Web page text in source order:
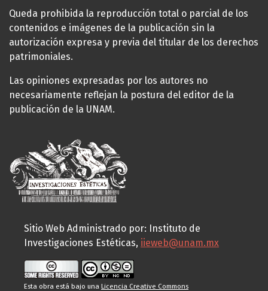
Queda prohibida la reproducción total o parcial de los
contenidos e imágenes de la publicación sin la
autorización expresa y previa del titular de los derechos
patrimoniales.
Las opiniones expresadas por los autores no
necesariamente reflejan la postura del editor de la
publicación de la UNAM.
Sitio Web Administrado por: Instituto de
Investigaciones Estéticas, iieweb@unam.mx
Esta obra está bajo una Licencia Creative Commons